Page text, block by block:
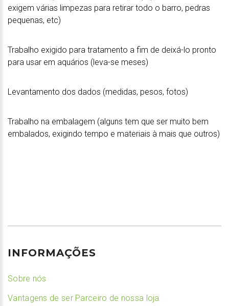
exigem várias limpezas para retirar todo o barro, pedras
pequenas, etc)
Trabalho exigido para tratamento a fim de deixá-lo pronto
para usar em aquários (leva-se meses)
Levantamento dos dados (medidas, pesos, fotos)
Trabalho na embalagem (alguns tem que ser muito bem
embalados, exigindo tempo e materiais à mais que outros)
INFORMAÇÕES
Sobre nós
Vantagens de ser Parceiro de nossa loja